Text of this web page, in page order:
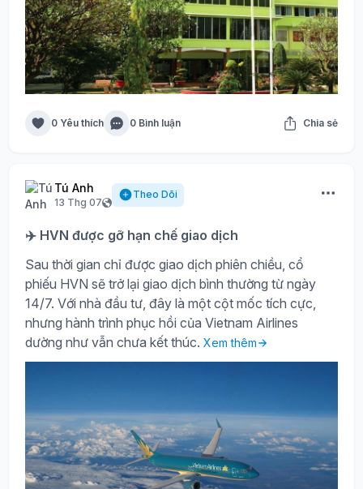
0 Yêu thích 0 Bình luận Chia sẻ
Tú Anh
13 Thg 07
Theo Dõi
✈️ HVN được gỡ hạn chế giao dịch
Sau thời gian chỉ được giao dịch phiên chiều, cổ
phiếu HVN sẽ trở lại giao dịch bình thường từ ngày
14/7. Với nhà đầu tư, đây là một cột mốc tích cực,
nhưng hành trình phục hồi của Vietnam Airlines
dường như vẫn chưa kết thúc. Xem thêm